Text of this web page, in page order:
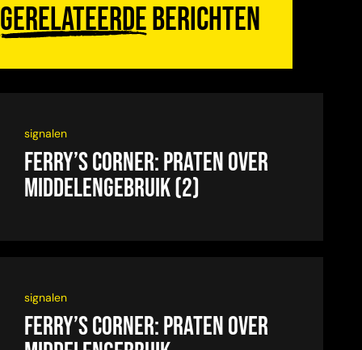
Gerelateerdeberichten
signalen
Ferry’s Corner: Praten over
middelengebruik (2)
signalen
Ferry’s Corner: Praten over